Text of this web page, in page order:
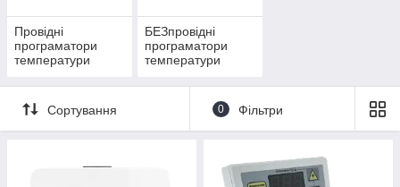
Провідні
програматори
температури
БЕЗпровідні
програматори
температури
Сортування 0 Фільтри